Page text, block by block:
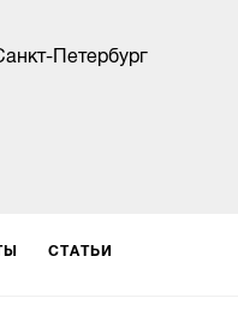
Петербург
СТАТЬИ